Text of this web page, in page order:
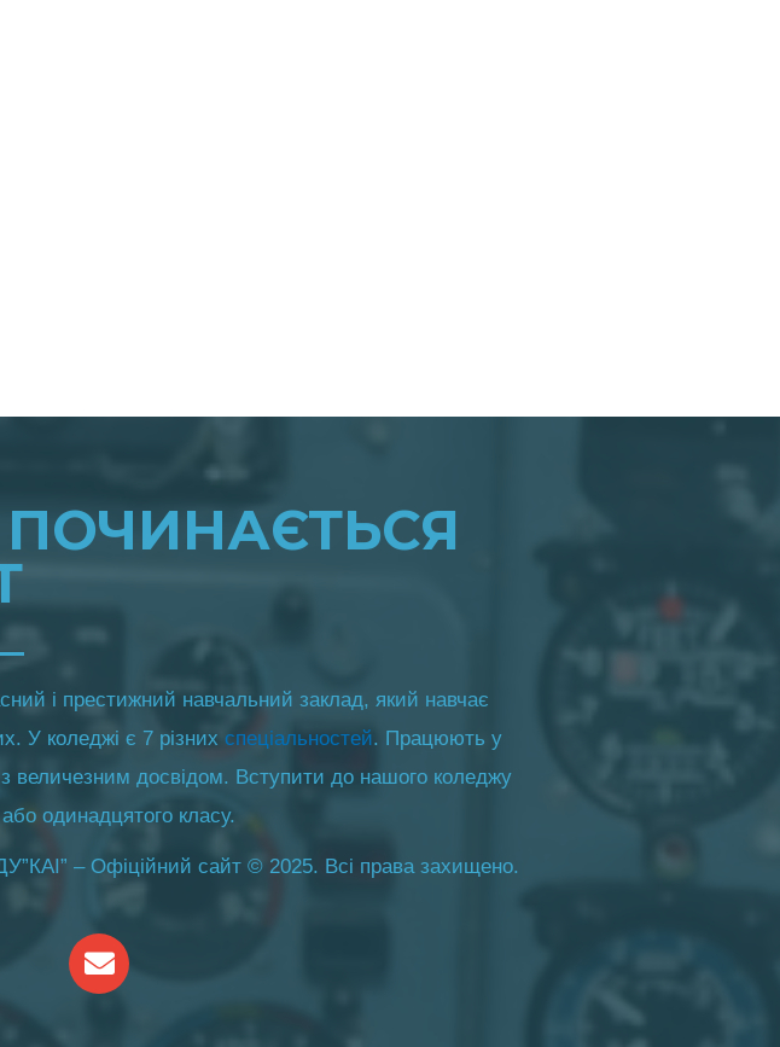
і престижний навчальний заклад, який навчає
У коледжі є 7 різних спеціальностей. Працюють у
з величезним досвідом. Вступити до нашого коледжу
одинадцятого класу.
– Офіційний сайт © 2025. Всі права захищено.